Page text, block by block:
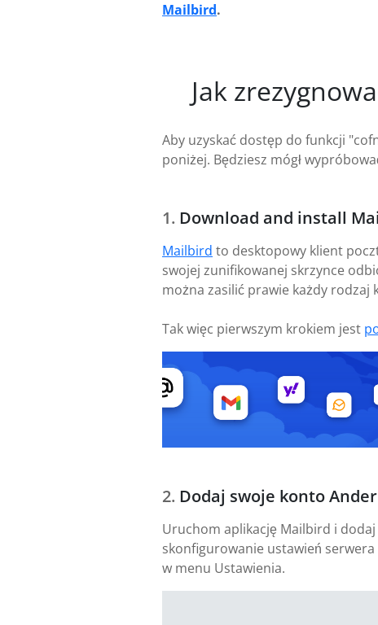
Mailbird.
Jak
Aby uzyskać dostęp do funkcji
poniżej. Będziesz mógł
Download and install
Mailbird to desktopowy klient
swojej zunifikowanej skrzynce
można zasilić prawie każdy rodzaj
Tak więc pierwszym krokiem jest
Dodaj swoje konto
Uruchom aplikację Mailbird i
skonfigurowanie ustawień serwera
w menu Ustawienia.